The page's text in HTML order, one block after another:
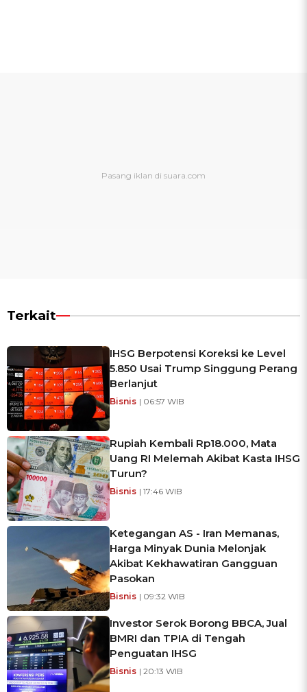
Terkait
IHSG Berpotensi Koreksi ke Level
5.850 Usai Trump Singgung Perang
Berlanjut
Bisnis | 06:57 WIB
Rupiah Kembali Rp18.000, Mata
Uang RI Melemah Akibat Kasta IHSG
Turun?
Bisnis | 17:46 WIB
Ketegangan AS - Iran Memanas,
Harga Minyak Dunia Melonjak
Akibat Kekhawatiran Gangguan
Pasokan
Bisnis | 09:32 WIB
Investor Serok Borong BBCA, Jual
BMRI dan TPIA di Tengah
Penguatan IHSG
Bisnis | 20:13 WIB